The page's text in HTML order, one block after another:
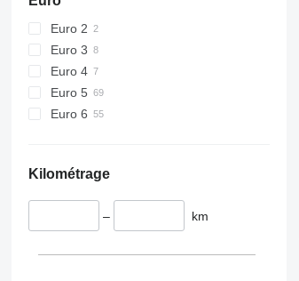
Euro 2
Euro 3
Euro 4
Euro 5
Euro 6
Kilométrage
– km